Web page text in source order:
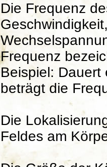
Die Frequenz
Frequenz
Beispiel:
beträgt die
Die
Feldes am